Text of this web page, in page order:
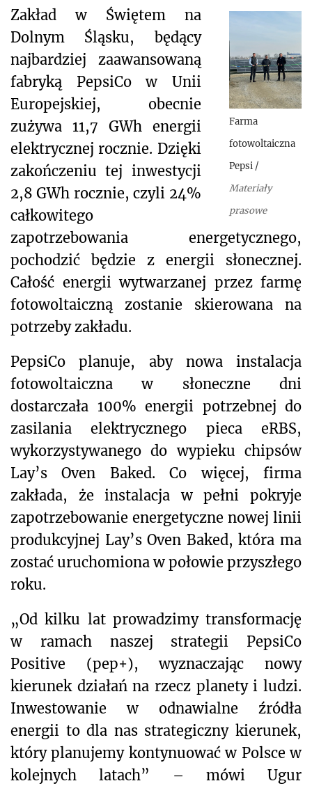
Farma
fotowoltaiczna
Pepsi/
Materiały
prasowe
Zakład w Świętem na
Dolnym Śląsku, będący
najbardziej zaawansowaną
fabryką PepsiCo w Unii
Europejskiej, obecnie
zużywa 11,7 GWh energii
elektrycznej rocznie. Dzięki
zakończeniu tej inwestycji
2,8 GWh rocznie, czyli 24%
całkowitego
zapotrzebowania energetycznego,
pochodzić będzie z energii słonecznej.
Całość energii wytwarzanej przez farmę
fotowoltaiczną zostanie skierowana na
potrzeby zakładu.
PepsiCo planuje, aby nowa instalacja
fotowoltaiczna w słoneczne dni
dostarczała 100% energii potrzebnej do
zasilania elektrycznego pieca eRBS,
wykorzystywanego do wypieku chipsów
Lay’s Oven Baked. Co więcej, firma
zakłada, że instalacja w pełni pokryje
zapotrzebowanie energetyczne nowej linii
produkcyjnej Lay’s Oven Baked, która ma
zostać uruchomiona w połowie przyszłego
roku.
„Od kilku lat prowadzimy transformację
w ramach naszej strategii PepsiCo
Positive (pep+), wyznaczając nowy
kierunek działań na rzecz planety i ludzi.
Inwestowanie w odnawialne źródła
energii to dla nas strategiczny kierunek,
który planujemy kontynuować w Polsce w
kolejnych latach” – mówiUgur